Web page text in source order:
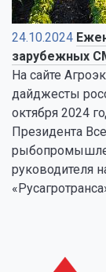
24.10.2024
зарубежных
На сайте
дайджесты
октября 2024
Президента
руководителя